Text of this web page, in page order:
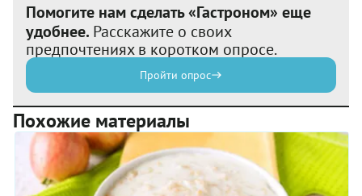
Помогите нам сделать «Гастроном» еще
удобнее. Расскажите о своих
предпочтениях в коротком опросе.
Пройти опрос
Похожие материалы